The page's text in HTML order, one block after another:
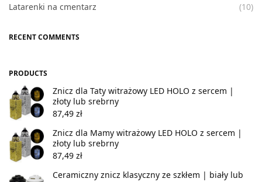
Latarenki na cmentarz
(10)
RECENT COMMENTS
PRODUCTS
Znicz dla Taty witrażowy LED HOLO z sercem |
złoty lub srebrny
87,49 zł
Znicz dla Mamy witrażowy LED HOLO z sercem |
złoty lub srebrny
87,49 zł
Ceramiczny znicz klasyczny ze szkłem | biały lub